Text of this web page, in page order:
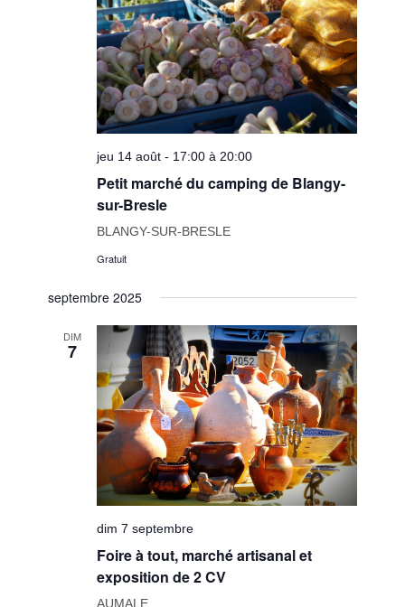
jeu 14 août - 17:00 à 20:00
Petit marché du camping de Blangy-
sur-Bresle
BLANGY-SUR-BRESLE
Gratuit
septembre 2025
DIM
7
dim 7 septembre
Foire à tout, marché artisanal et
exposition de 2 CV
AUMALE